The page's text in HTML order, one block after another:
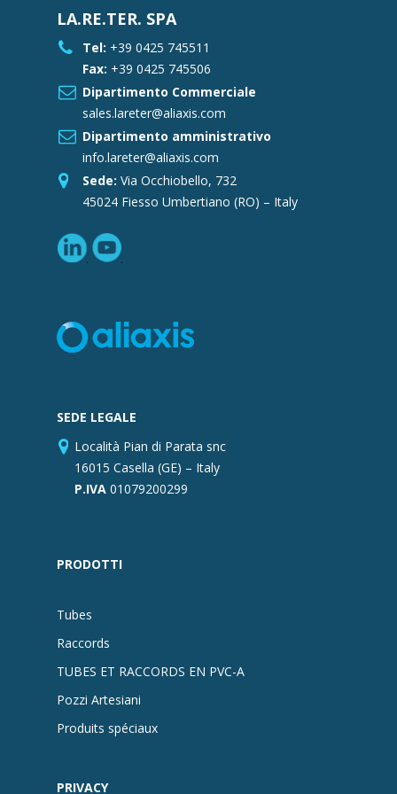
LA.RE.TER. SPA
Tel: +39 0425 745511
Fax: +39 0425 745506
Dipartimento Commerciale
sales.lareter@aliaxis.com
Dipartimento amministrativo
info.lareter@aliaxis.com
Sede: Via Occhiobello, 732
45024 Fiesso Umbertiano (RO) – Italy
SEDE LEGALE
Località Pian di Parata snc
16015 Casella (GE) – Italy
P.IVA 01079200299
PRODOTTI
Tubes
Raccords
TUBES ET RACCORDS EN PVC-A
Pozzi Artesiani
Produits spéciaux
PRIVACY